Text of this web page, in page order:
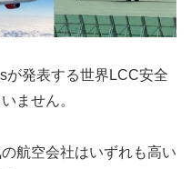
発表する世界LCC安全
ません。
航空会社はいずれも高い